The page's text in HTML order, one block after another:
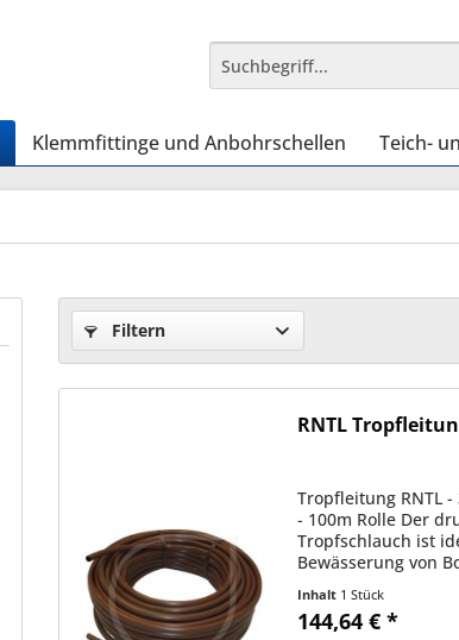
Klemmfittinge und Anbohrschellen Teich-
Filtern
RNTL
Tropfleitung RNTL
- 100m Rolle Der
Tropfschlauch ist
Bewässerung von
geeignet. Durch die
Struktur des
Inhalt 1 Stück
144,64 € *